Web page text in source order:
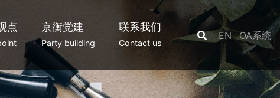
点 京衡党建
Party building
联系我们
Contact us
EN OA系统